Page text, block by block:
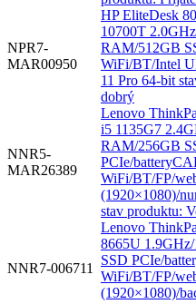
NPR7-
MAR00950
HP EliteDesk
10700T
RAM/512GB
WiFi/BT/Intel
11 Pro 64-bit
dobrý
NNR5-
MAR26389
Lenovo
i5 1135G7
RAM/256GB
PCIe/
WiFi/BT/FP/
(1920×1080)/
stav produktu:
NNR7-006711
Lenovo
8665U
SSD PCIe/
WiFi/BT/FP/
(1920×1080)/